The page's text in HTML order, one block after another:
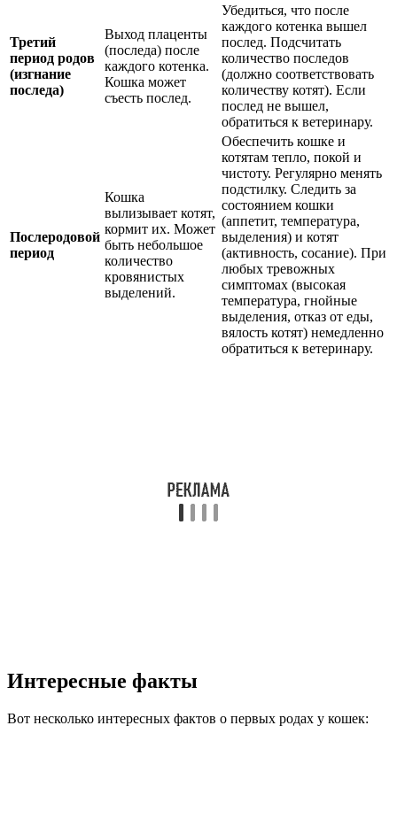
Третий
период родов
(изгнание
последа)
Выход плаценты
(последа) после
каждого котенка.
Кошка может
съесть послед.
Убедиться, что после
каждого котенка вышел
послед. Подсчитать
количество последов
(должно соответствовать
количеству котят). Если
послед не вышел,
обратиться к ветеринару.
Послеродовой
период
Кошка
вылизывает котят,
кормит их. Может
быть небольшое
количество
кровянистых
выделений.
Обеспечить кошке и
котятам тепло, покой и
чистоту. Регулярно менять
подстилку. Следить за
состоянием кошки
(аппетит, температура,
выделения) и котят
(активность, сосание). При
любых тревожных
симптомах (высокая
температура, гнойные
выделения, отказ от еды,
вялость котят) немедленно
обратиться к ветеринару.
Интересные факты
Вот несколько интересных фактов о первых родах у кошек: